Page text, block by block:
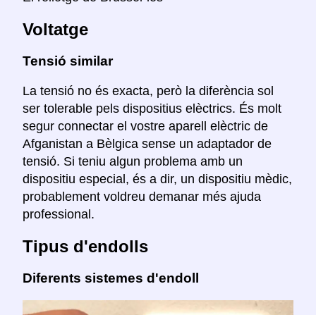
Voltatge
Tensió similar
La tensió no és exacta, però la diferència sol
ser tolerable pels dispositius elèctrics. És molt
segur connectar el vostre aparell elèctric de
Afganistan a Bèlgica sense un adaptador de
tensió. Si teniu algun problema amb un
dispositiu especial, és a dir, un dispositiu mèdic,
probablement voldreu demanar més ajuda
professional.
Tipus d'endolls
Diferents sistemes d'endoll